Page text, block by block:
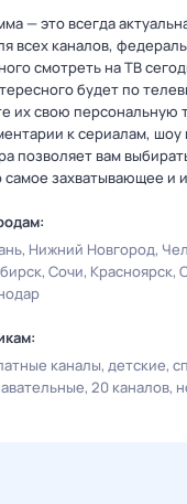
— это всегда
всех каналов,
смотреть на ТВ
будет по
их свою персональную
к сериалам,
позволяет вам
самое захватывающее и
Нижний Новгород
Сочи Красноярск
каналы детские
20 каналов